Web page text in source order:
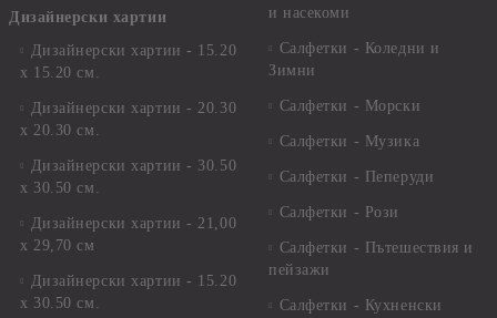
Дизайнерски хартии
Дизайнерски хартии - 15.20
х 15.20 см.
Дизайнерски хартии - 20.30
х 20.30 см.
Дизайнерски хартии - 30.50
х 30.50 см.
Дизайнерски хартии - 21,00
х 29,70 см
Дизайнерски хартии - 15.20
x 30.50 см.
и насекоми
Салфетки - Коледни и
Зимни
Салфетки - Морски
Салфетки - Музика
Салфетки - Пеперуди
Салфетки - Рози
Салфетки - Пътешествия и
пейзажи
Салфетки - Кухненски